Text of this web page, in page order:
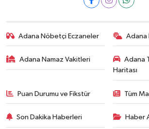
Adana Nöbetçi Eczaneler Adana
Adana Namaz Vakitleri
Adana
Haritası
Puan Durumu ve Fikstür Tüm
Son Dakika Haberleri Haber